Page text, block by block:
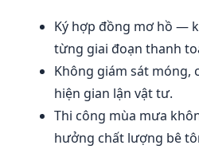
Ký hợp đồng mơ hồ —
từng giai đoạn thanh
Không giám sát
hiện gian lận vật tư.
Thi công mùa mưa
hưởng chất lượng bê